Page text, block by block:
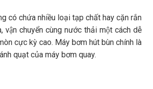
có chứa nhiều loại tạp chất hay cặn rắn
vận chuyển cùng nước thải một cách dễ
cực kỳ cao. Máy bơm hút bùn chính là
quạt của máy bơm quay.